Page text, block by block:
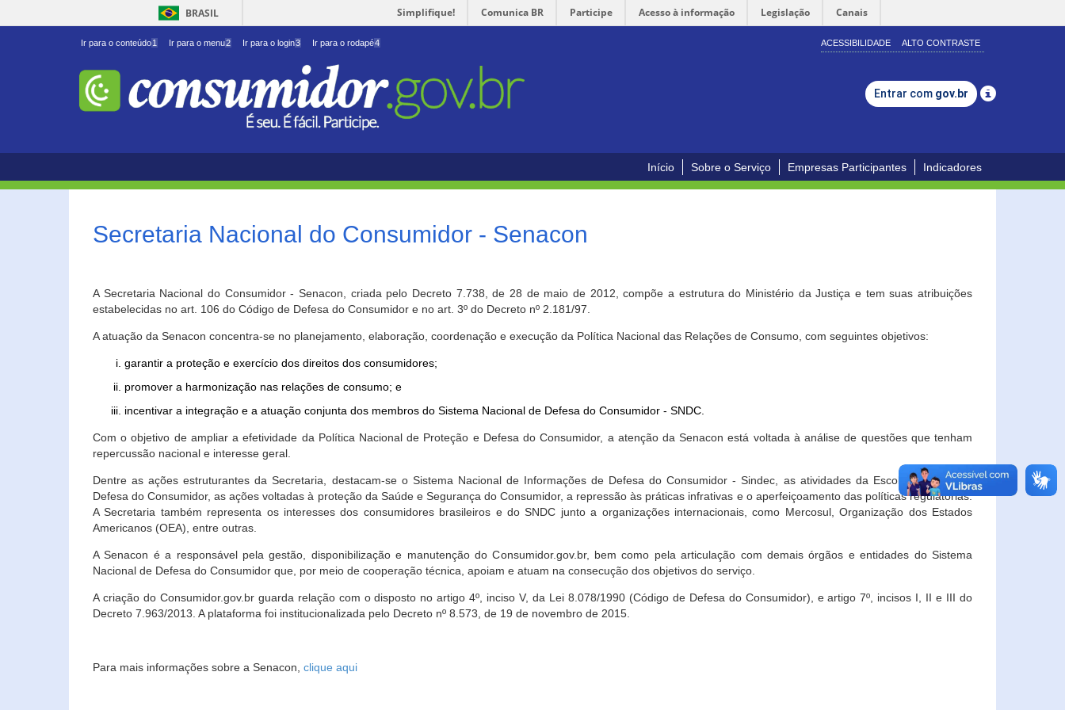
BRASIL Simplifique! Comunica BR Participe Acesso à informação Legislação Canais
Ir para o conteúdo1 Ir para o menu2 Ir para o login3 Ir para o rodapé4 ACESSIBILIDADE ALTO CONTRASTE
Entrar com gov.br
Início Sobre o Serviço Empresas Participantes Indicadores
Secretaria Nacional do Consumidor - Senacon
A Secretaria Nacional do Consumidor - Senacon, criada pelo Decreto 7.738, de 28 de maio de 2012, compõe a estrutura do Ministério da Justiça e tem suas atribuições
estabelecidas no art. 106 do Código de Defesa do Consumidor e no art. 3º do Decreto nº 2.181/97.
A atuação da Senacon concentra-se no planejamento, elaboração, coordenação e execução da Política Nacional das Relações de Consumo, com seguintes objetivos:
garantir a proteção e exercício dos direitos dos consumidores;
promover a harmonização nas relações de consumo; e
incentivar a integração e a atuação conjunta dos membros do Sistema Nacional de Defesa do Consumidor - SNDC.
Com o objetivo de ampliar a efetividade da Política Nacional de Proteção e Defesa do Consumidor, a atenção da Senacon está voltada à análise de questões que tenham
repercussão nacional e interesse geral.
Dentre as ações estruturantes da Secretaria, destacam-se o Sistema Nacional de Informações de Defesa do Consumidor - Sindec, as atividades da Escola Nacional de
Defesa do Consumidor, as ações voltadas à proteção da Saúde e Segurança do Consumidor, a repressão às práticas infrativas e o aperfeiçoamento das políticas regulatórias.
A Secretaria também representa os interesses dos consumidores brasileiros e do SNDC junto a organizações internacionais, como Mercosul, Organização dos Estados
Americanos (OEA), entre outras.
A Senacon é a responsável pela gestão, disponibilização e manutenção do Consumidor.gov.br, bem como pela articulação com demais órgãos e entidades do Sistema
Nacional de Defesa do Consumidor que, por meio de cooperação técnica, apoiam e atuam na consecução dos objetivos do serviço.
A criação do Consumidor.gov.br guarda relação com o disposto no artigo 4º, inciso V, da Lei 8.078/1990 (Código de Defesa do Consumidor), e artigo 7º, incisos I, II e III do
Decreto 7.963/2013. A plataforma foi institucionalizada pelo Decreto nº 8.573, de 19 de novembro de 2015.
Para mais informações sobre a Senacon, clique aqui